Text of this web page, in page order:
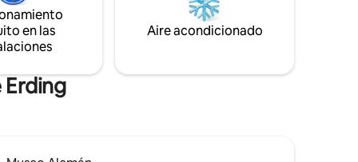
en las
Aire acondicionado